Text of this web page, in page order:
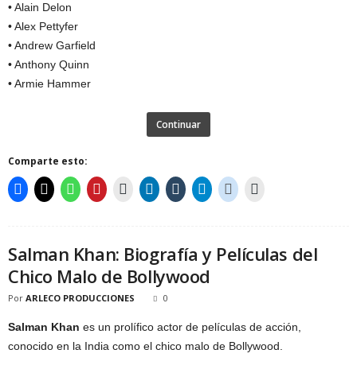
• Alain Delon
• Alex Pettyfer
• Andrew Garfield
• Anthony Quinn
• Armie Hammer
Continuar
Comparte esto:
Salman Khan: Biografía y Películas del
Chico Malo de Bollywood
Por ARLECO PRODUCCIONES 0
Salman Khan es un prolífico actor de películas de acción,
conocido en la India como el chico malo de Bollywood.